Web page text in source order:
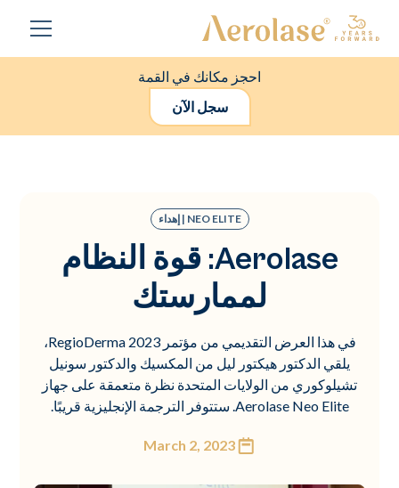
احجز مكانك في القمة
سجل الآن
NEO ELITE | إهداء
Aerolase: قوة النظام
لممارستك
في هذا العرض التقديمي من مؤتمر RegioDerma 2023،
يلقي الدكتور هيكتور ليل من المكسيك والدكتور سونيل
تشيلوكوري من الولايات المتحدة نظرة متعمقة على جهاز
Aerolase Neo Elite. ستتوفر الترجمة الإنجليزية قريبًا.
March 2, 2023